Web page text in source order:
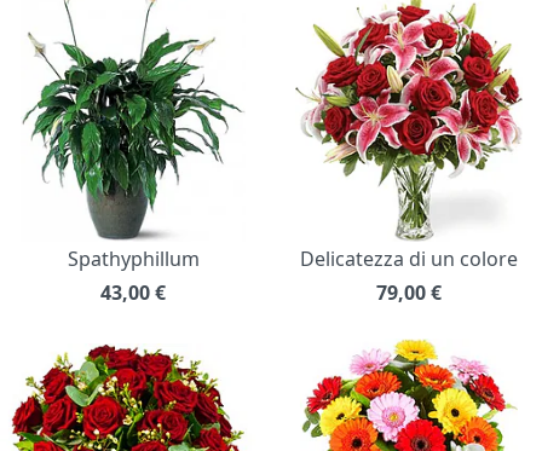
Spathyphillum
43,00€
Delicatezza di un colore
79,00€